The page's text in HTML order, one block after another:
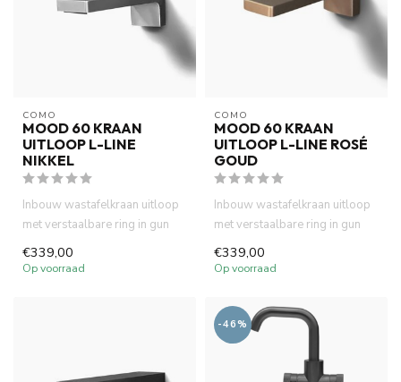
COMO
MOOD 60 KRAAN
UITLOOP L-LINE
NIKKEL
Inbouw wastafelkraan uitloop
met verstaalbare ring in gun
€339,00
Op voorraad
COMO
MOOD 60 KRAAN
UITLOOP L-LINE ROSÉ
GOUD
Inbouw wastafelkraan uitloop
met verstaalbare ring in gun
€339,00
Op voorraad
-46%